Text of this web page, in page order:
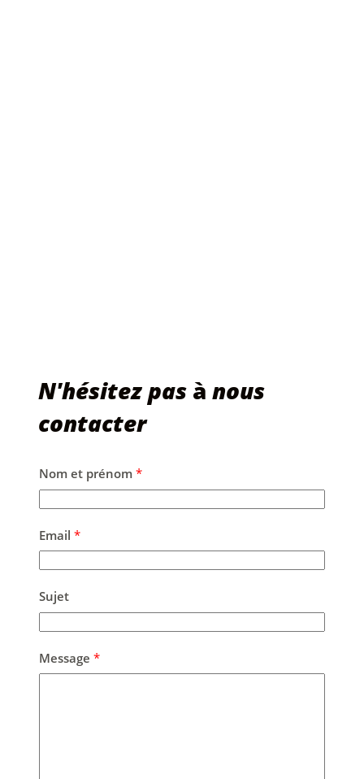
N'hésitez pasà nous
contacter
Nom et prénom *
Email *
Sujet
Message *